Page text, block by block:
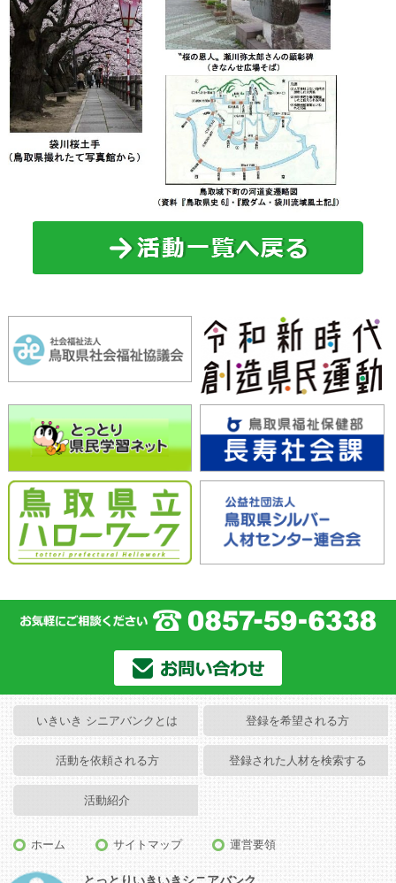
いきいき シニアバンクとは 登録を希望される方
活動を依頼される方 登録された人材を検索する
活動紹介
ホーム サイトマップ 運営要領
とっとりいきいきシニアバンク